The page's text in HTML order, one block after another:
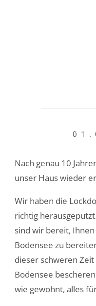
Nach genau 10
unser Haus wieder
Wir haben die
richtig
sind wir bereit,
Bodensee zu
dieser schweren
Bodensee
wie gewohnt, alles